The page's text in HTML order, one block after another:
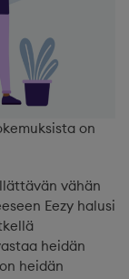
on
vähän
Eezy halusi
heidän
heidän